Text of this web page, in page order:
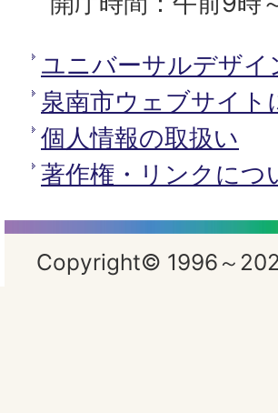
ユニバーサルデザイ
泉南市ウェブサイト
個人情報の取扱い
著作権・リンクにつ
Copyright© 1996～